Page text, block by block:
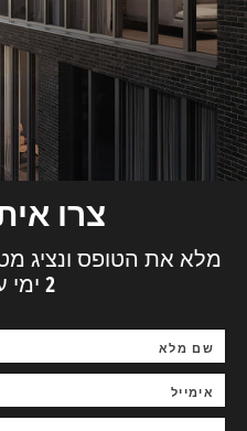
צרו
מלא את הטופס ונציג
2 ימי עסקים